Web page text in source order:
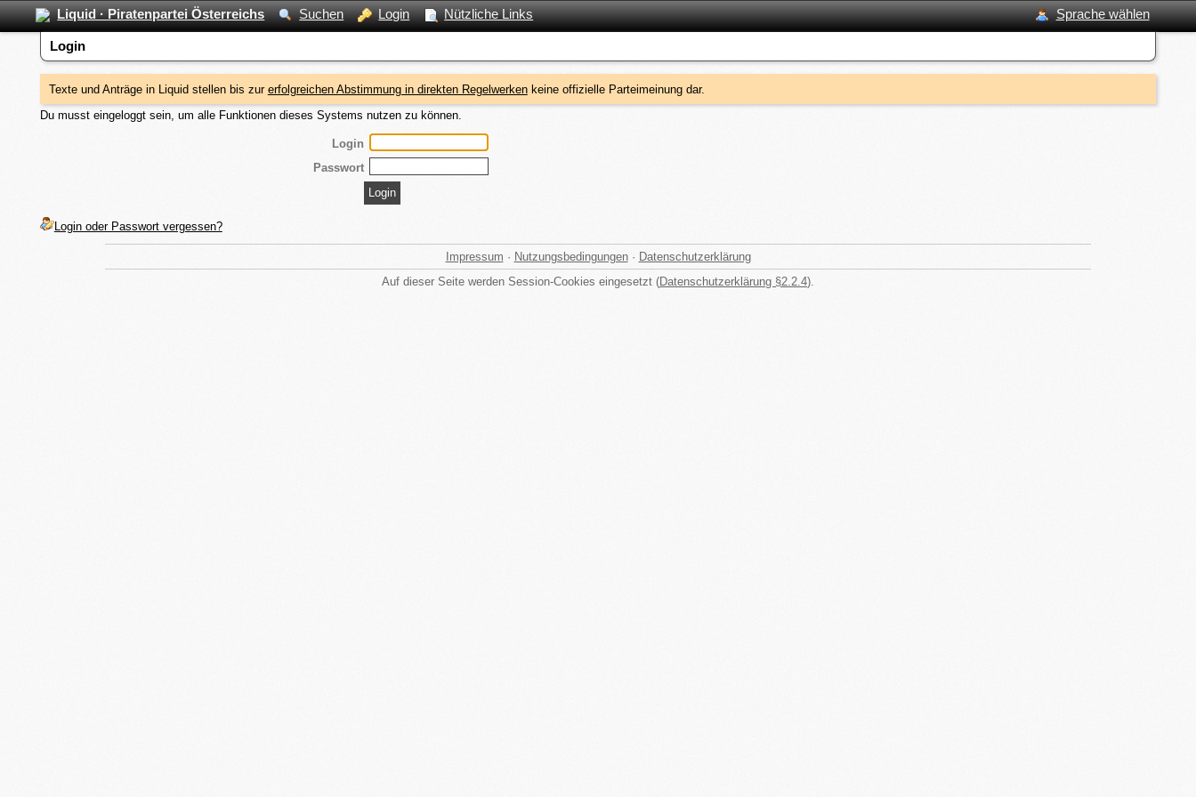
Liquid · Piratenpartei Österreichs Suchen Login Nützliche Links Sprache wählen
Login
Texte und Anträge in Liquid stellen bis zur erfolgreichen Abstimmung in direkten Regelwerkenkeine offizielle Parteimeinung dar.
Du musst eingeloggt sein, um alle Funktionen dieses Systems nutzen zu können.
Login
Passwort
Login oder Passwort vergessen?
Impressum · Nutzungsbedingungen· Datenschutzerklärung
Auf dieser Seite werden Session-Cookies eingesetzt (Datenschutzerklärung §2.2.4).